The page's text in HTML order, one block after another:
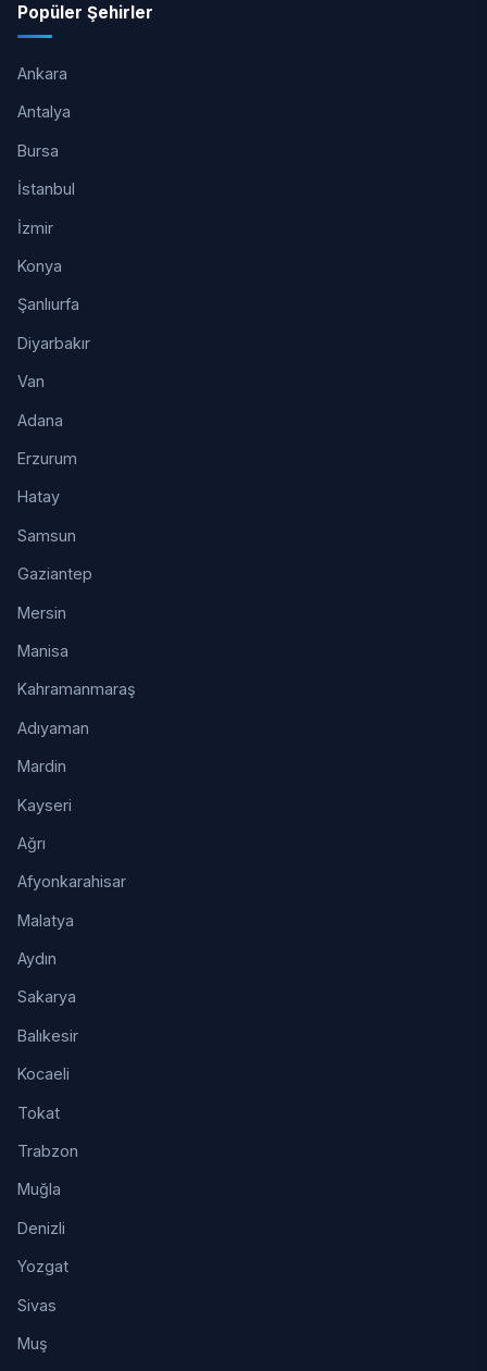
Popüler Şehirler
Ankara
Antalya
Bursa
İstanbul
İzmir
Konya
Şanlıurfa
Diyarbakır
Van
Adana
Erzurum
Hatay
Samsun
Gaziantep
Mersin
Manisa
Kahramanmaraş
Adıyaman
Mardin
Kayseri
Ağrı
Afyonkarahisar
Malatya
Aydın
Sakarya
Balıkesir
Kocaeli
Tokat
Trabzon
Muğla
Denizli
Yozgat
Sivas
Muş